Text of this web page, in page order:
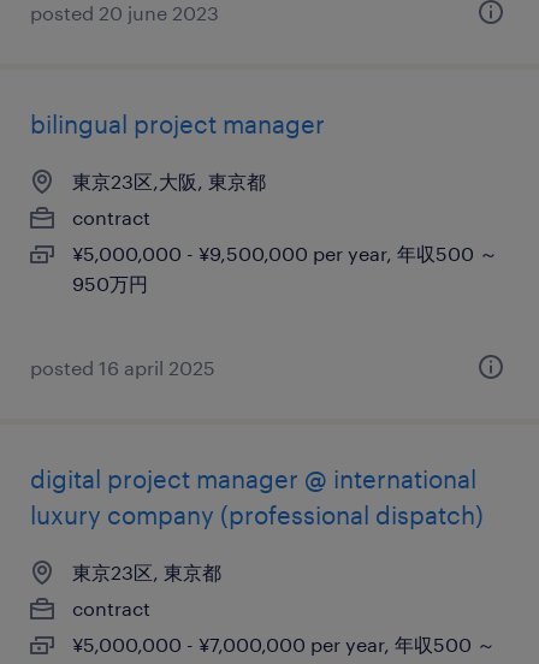
posted 20 june 2023
bilingual project manager
東京23区,大阪, 東京都
contract
¥5,000,000 - ¥9,500,000 per year, 年収500 ～
950万円
posted 16 april 2025
digital project manager @ international
luxury company (professional dispatch)
東京23区, 東京都
contract
¥5,000,000 - ¥7,000,000 per year, 年収500 ～